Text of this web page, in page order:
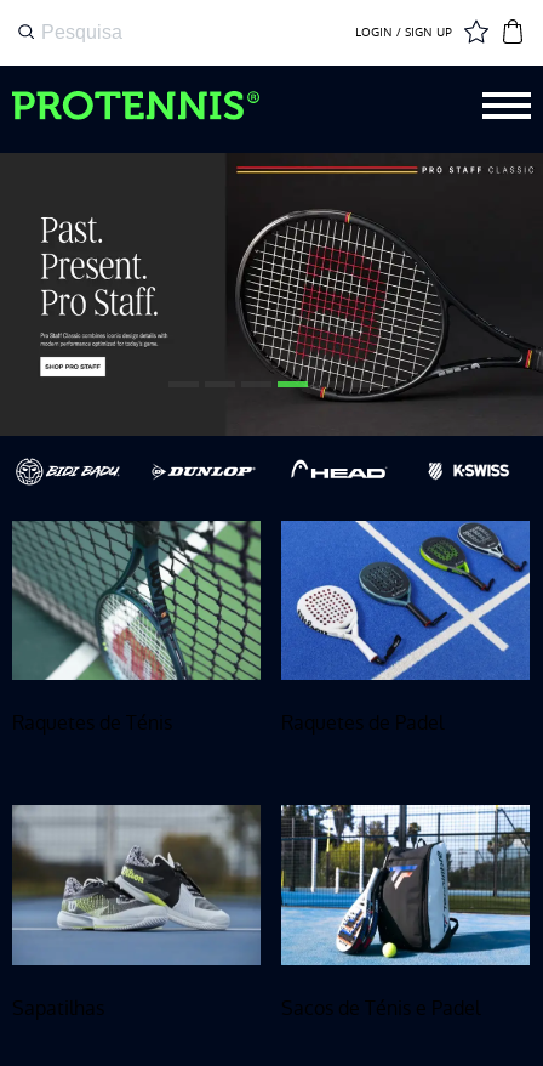
LOGIN / SIGN UP
Raquetes de Ténis Raquetes de Padel
Sapatilhas Sacos de Ténis e Padel